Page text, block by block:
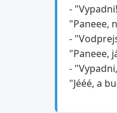
-
"Paneee,
-
"Paneee,
-
"Jééé, a